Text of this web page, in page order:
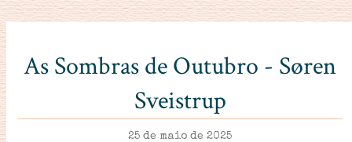
As Sombras de Outubro - Søren
Sveistrup
25 de maio de 2025